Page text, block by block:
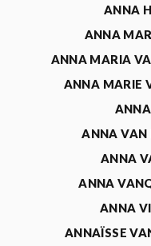
ANNA
ANNA
ANNA MARIA
ANNA MARIE
ANNA VAN
ANNA
ANNA
ANNA
ANNAÏSSE